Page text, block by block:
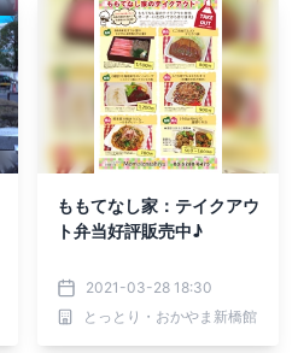
ももてなし家：テイクアウ
ト弁当好評販売中♪
2021-03-28 18:30
とっとり・おかやま新橋館